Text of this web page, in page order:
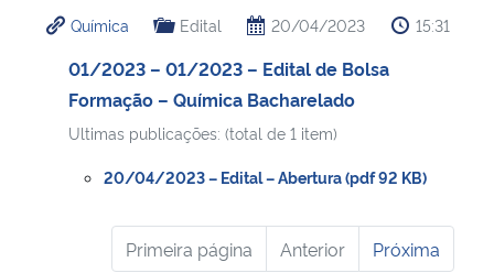
Química Edital 20/04/2023 15:31
01/2023 – 01/2023 – Edital de Bolsa
Formação – Química Bacharelado
Ultimas publicações: (total de 1 item)
20/04/2023 – Edital – Abertura (pdf 92 KB)
Primeira página Anterior Próxima